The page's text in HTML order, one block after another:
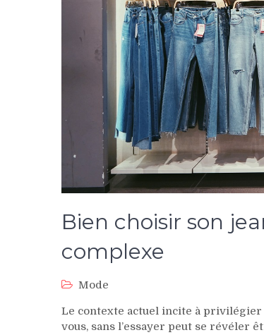
Bien choisir son
complexe
Mode
Le contexte actuel incite à privilégier
vous, sans l’essayer peut se révéler